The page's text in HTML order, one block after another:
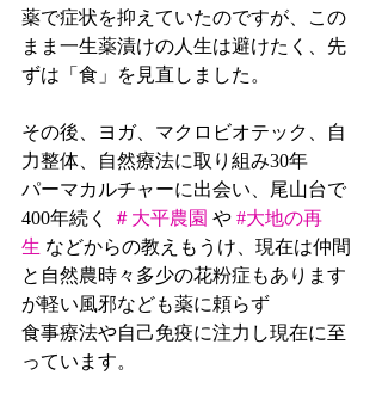
薬で症状を抑えていたのですが、この
まま一生薬漬けの人生は避けたく、先
ずは「食」を見直しました。
その後、ヨガ、マクロビオテック、自
力整体、自然療法に取り組み30年
パーマカルチャーに出会い、尾山台で
400年続く
＃大平農園 や #大地の再
生 などからの教えもうけ、現在は仲間
と自然農時々多少の花粉症もあります
が軽い風邪なども薬に頼らず
食事療法や自己免疫に注力し現在に至
っています。